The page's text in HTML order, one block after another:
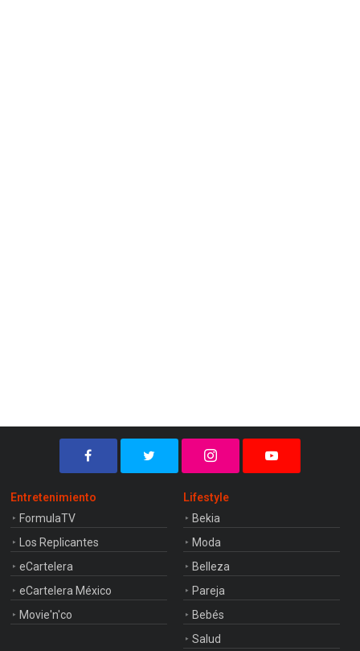
Entretenimiento
FormulaTV
Los Replicantes
eCartelera
eCartelera México
Movie'n'co
Lifestyle
Bekia
Moda
Belleza
Pareja
Bebés
Salud